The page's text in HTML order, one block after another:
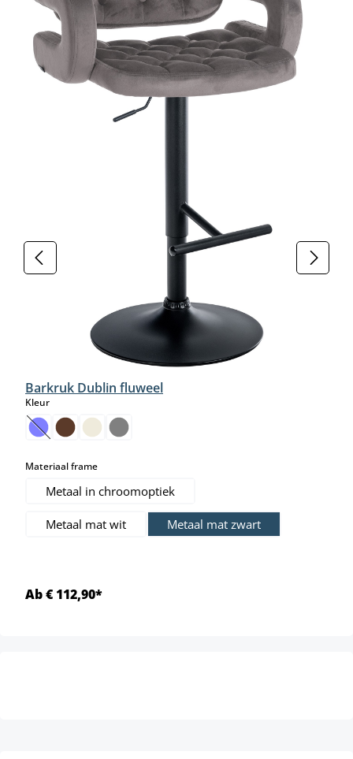
Barkruk Dublin fluweel
Kleurselect
(Deze optie is momenteel niet beschikbaar.)
Materiaal frameselect
Metaal in chroomoptiek
Metaal mat wit Metaal mat zwart
Ab € 112,90*